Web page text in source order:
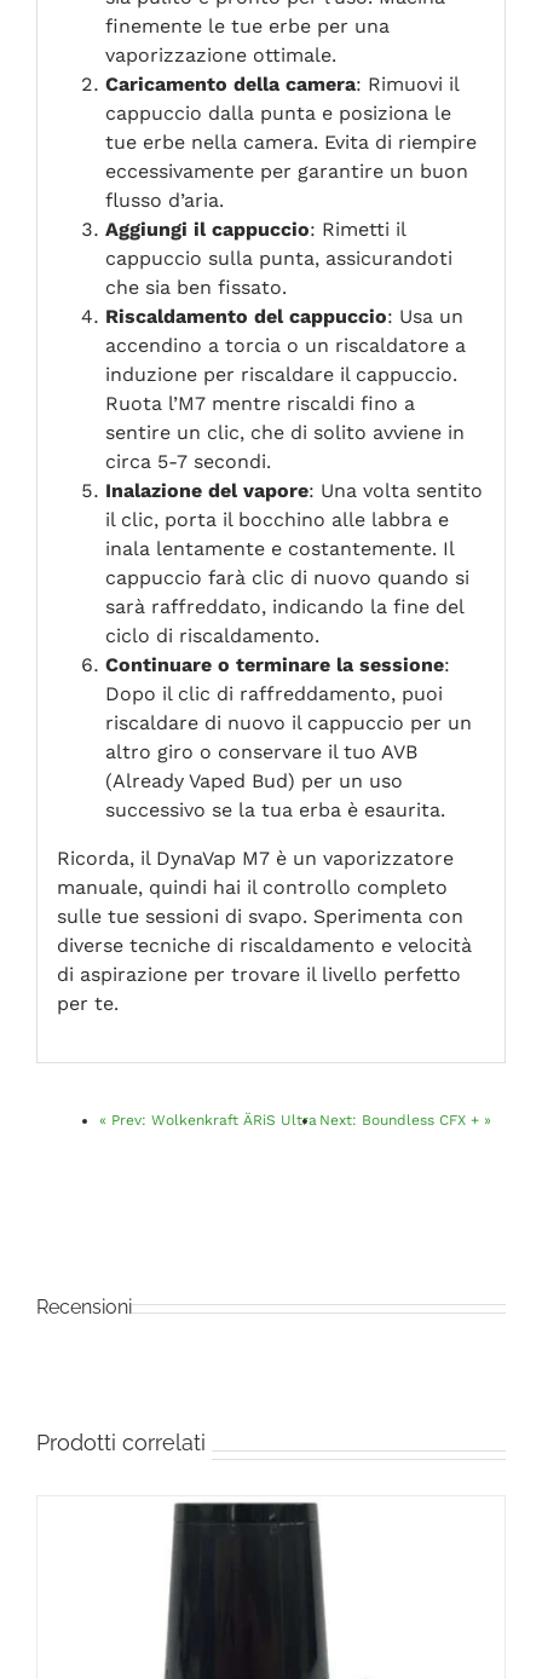
finemente le tue erbe per una
vaporizzazione ottimale.
Caricamento della camera: Rimuovi il
cappuccio dalla punta e posiziona le
tue erbe nella camera. Evita di riempire
eccessivamente per garantire un buon
flusso d’aria.
Aggiungi il cappuccio: Rimetti il
cappuccio sulla punta, assicurandoti
che sia ben fissato.
Riscaldamento del cappuccio: Usa un
accendino a torcia o un riscaldatore a
induzione per riscaldare il cappuccio.
Ruota l’M7 mentre riscaldi fino a
sentire un clic, che di solito avviene in
circa 5-7 secondi.
Inalazione del vapore: Una volta sentito
il clic, porta il bocchino alle labbra e
inala lentamente e costantemente. Il
cappuccio farà clic di nuovo quando si
sarà raffreddato, indicando la fine del
ciclo di riscaldamento.
Continuare o terminare la sessione:
Dopo il clic di raffreddamento, puoi
riscaldare di nuovo il cappuccio per un
altro giro o conservare il tuo AVB
(Already Vaped Bud) per un uso
successivo se la tua erba è esaurita.
Ricorda, il DynaVap M7 è un vaporizzatore
manuale, quindi hai il controllo completo
sulle tue sessioni di svapo. Sperimenta con
diverse tecniche di riscaldamento e velocità
di aspirazione per trovare il livello perfetto
per te.
« Prev: Wolkenkraft ÄRiS Ultra Next: Boundless CFX + »
Recensioni
Prodotti correlati